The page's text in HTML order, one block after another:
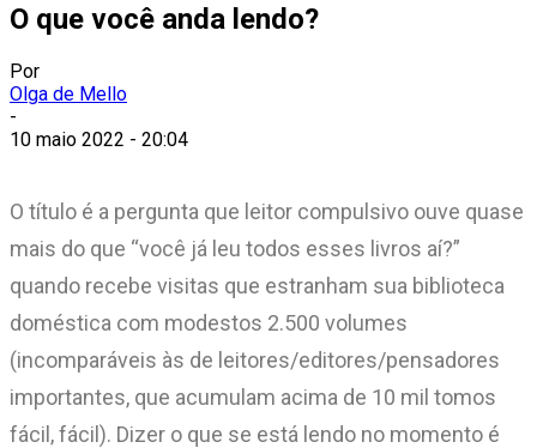
O que você anda lendo?
Por
Olga de Mello
-
10 maio 2022 - 20:04
O título é a pergunta que leitor compulsivo ouve quase
mais do que “você já leu todos esses livros aí?”
quando recebe visitas que estranham sua biblioteca
doméstica com modestos 2.500 volumes
(incomparáveis às de leitores/editores/pensadores
importantes, que acumulam acima de 10 mil tomos
fácil, fácil). Dizer o que se está lendo no momento é